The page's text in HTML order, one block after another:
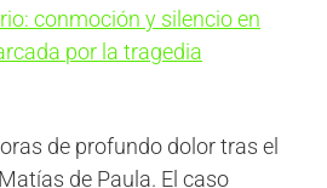
conmoción y silencio en
por la tragedia
de profundo dolor tras el
de Paula. El caso